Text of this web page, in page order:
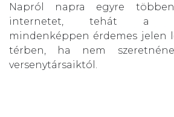
Napról napra egyre
internetet, tehát a
mindenképpen érdemes jelen
térben, ha nem
versenytársaiktól.